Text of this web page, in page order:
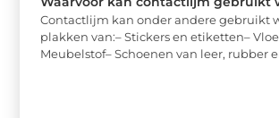
Contactlijm kan onder andere gebruikt
plakken van:– Stickers en etiketten–
Meubelstof– Schoenen van leer, rubber